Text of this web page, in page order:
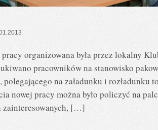
pracy organizowana była przez lokalny
pracowników na stanowisko
na załadunku i rozładunku
nowej pracy można było policzyć na
zainteresowanych, […]